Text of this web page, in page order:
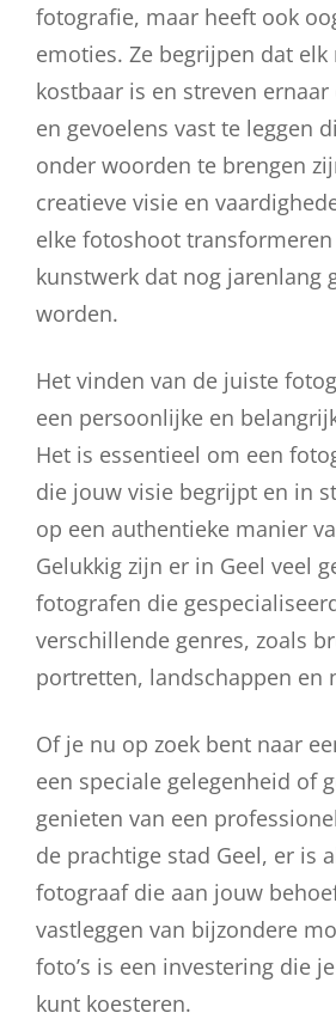
fotografie, maar heeft ook
emoties. Ze begrijpen dat
kostbaar is en streven
en gevoelens vast te leggen
onder woorden te brengen
creatieve visie en
elke fotoshoot
kunstwerk dat nog jarenlang
worden.
Het vinden van de juiste
een persoonlijke en
Het is essentieel om een
die jouw visie begrijpt en in
op een authentieke manier
Gelukkig zijn er in Geel veel
fotografen die
verschillende genres, zoals
portretten, landschappen en
Of je nu op zoek bent naar
een speciale gelegenheid of
genieten van een
de prachtige stad Geel, er is
fotograaf die aan jouw
vastleggen van bijzondere
foto’s is een investering die
kunt koesteren.